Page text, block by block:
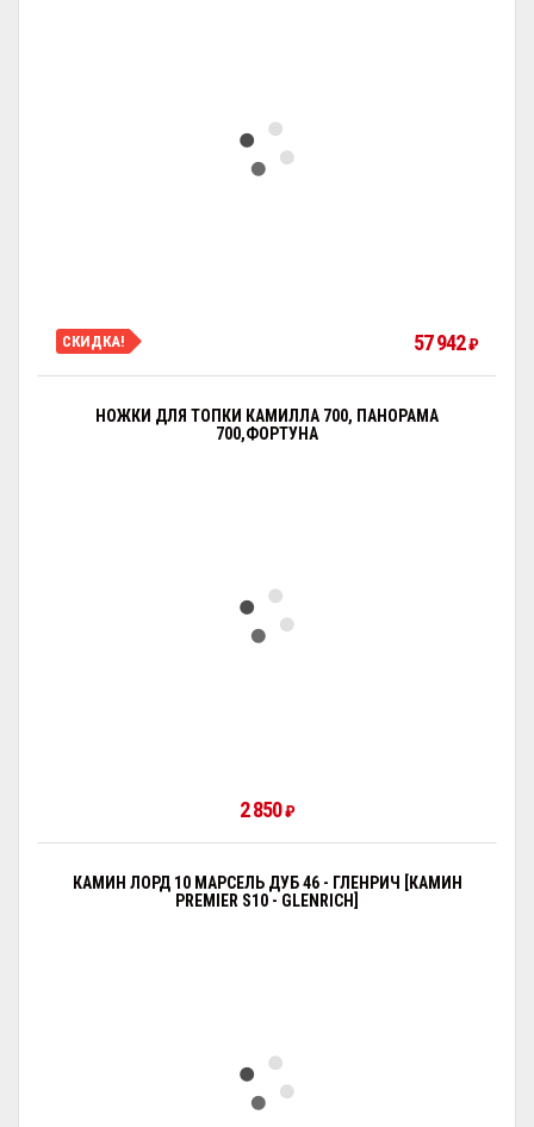
СКИДКА! 57 942₽
НОЖКИ ДЛЯ ТОПКИ КАМИЛЛА 700, ПАНОРАМА
700,ФОРТУНА
2 850₽
КАМИН ЛОРД 10 МАРСЕЛЬ ДУБ 46 - ГЛЕНРИЧ [КАМИН
PREMIER S10 - GLENRICH]